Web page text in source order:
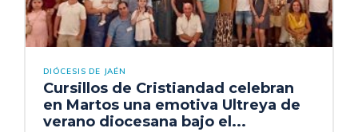
DIÓCESIS DE JAÉN
Cursillos de Cristiandad celebran
en Martos una emotiva Ultreya de
verano diocesana bajo el...